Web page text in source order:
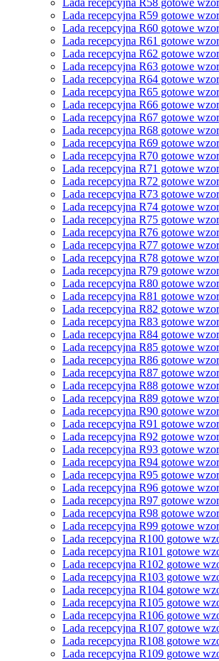
Lada recepcyjna R58 gotowe
Lada recepcyjna R59 gotowe
Lada recepcyjna R60 gotowe
Lada recepcyjna R61 gotowe
Lada recepcyjna R62 gotowe
Lada recepcyjna R63 gotowe
Lada recepcyjna R64 gotowe
Lada recepcyjna R65 gotowe
Lada recepcyjna R66 gotowe
Lada recepcyjna R67 gotowe
Lada recepcyjna R68 gotowe
Lada recepcyjna R69 gotowe
Lada recepcyjna R70 gotowe
Lada recepcyjna R71 gotowe
Lada recepcyjna R72 gotowe
Lada recepcyjna R73 gotowe
Lada recepcyjna R74 gotowe
Lada recepcyjna R75 gotowe
Lada recepcyjna R76 gotowe
Lada recepcyjna R77 gotowe
Lada recepcyjna R78 gotowe
Lada recepcyjna R79 gotowe
Lada recepcyjna R80 gotowe
Lada recepcyjna R81 gotowe
Lada recepcyjna R82 gotowe
Lada recepcyjna R83 gotowe
Lada recepcyjna R84 gotowe
Lada recepcyjna R85 gotowe
Lada recepcyjna R86 gotowe
Lada recepcyjna R87 gotowe
Lada recepcyjna R88 gotowe
Lada recepcyjna R89 gotowe
Lada recepcyjna R90 gotowe
Lada recepcyjna R91 gotowe
Lada recepcyjna R92 gotowe
Lada recepcyjna R93 gotowe
Lada recepcyjna R94 gotowe
Lada recepcyjna R95 gotowe
Lada recepcyjna R96 gotowe
Lada recepcyjna R97 gotowe
Lada recepcyjna R98 gotowe
Lada recepcyjna R99 gotowe
Lada recepcyjna R100 gotowe
Lada recepcyjna R101 gotowe
Lada recepcyjna R102 gotowe
Lada recepcyjna R103 gotowe
Lada recepcyjna R104 gotowe
Lada recepcyjna R105 gotowe
Lada recepcyjna R106 gotowe
Lada recepcyjna R107 gotowe
Lada recepcyjna R108 gotowe
Lada recepcyjna R109 gotowe